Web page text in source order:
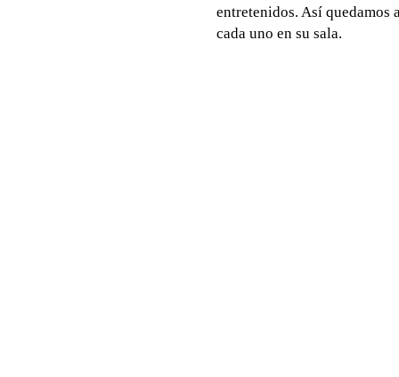
entretenidos. Así quedamos
cada uno en su sala.